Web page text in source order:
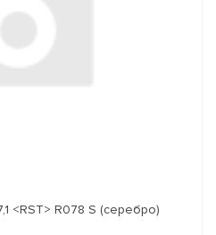
<RST> R078 S (серебро)